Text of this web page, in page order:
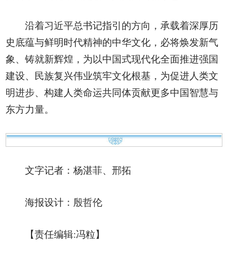
沿着习近平总书记指引的方向，承载着深厚历
史底蕴与鲜明时代精神的中华文化，必将焕发新气
象、铸就新辉煌，为以中国式现代化全面推进强国
建设、民族复兴伟业筑牢文化根基，为促进人类文
明进步、构建人类命运共同体贡献更多中国智慧与
东方力量。
文字记者：杨湛菲、邢拓
海报设计：殷哲伦
【责任编辑:冯粒】